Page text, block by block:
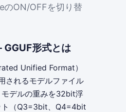
ON/OFFを切り替
形式とは
Unified Format）
されるモデルファイル
デルの重みを32bit浮
ト（Q3=3bit、Q4=4bit